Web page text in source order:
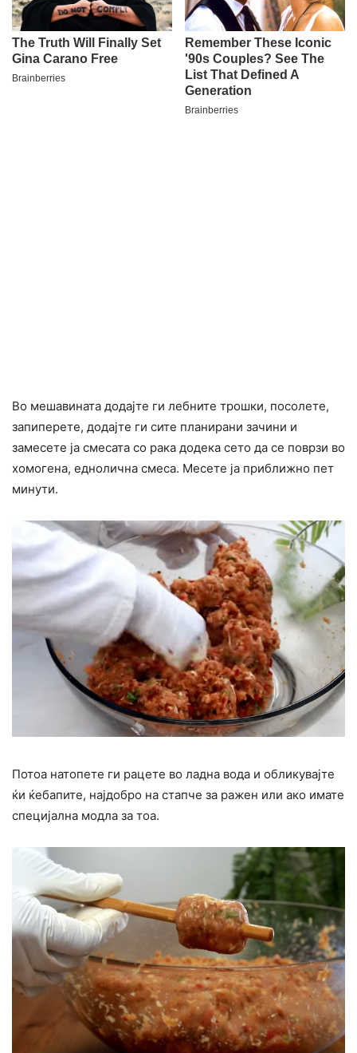
Во мешавината додајте ги лебните трошки, посолете,
запиперете, додајте ги сите планирани зачини и
замесете ја смесата со рака додека сето да се поврзи во
хомогена, еднолична смеса. Месете ја приближно пет
минути.
Потоа натопете ги рацете во ладна вода и обликувајте
ќи ќебапите, најдобро на стапче за ражен или ако имате
специјална модла за тоа.